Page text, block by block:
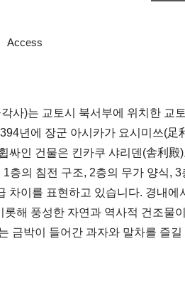
Access
사)는 교토시 북서부에 위치한 교
년에 장군 아시카가 요시미쓰(
싸인 건물은 킨카쿠 샤리덴(舎利
층의 침전 구조, 2층의 무가 양식,
차이를 표현하고 있습니다. 경내에
롯해 풍성한 자연과 역사적 건조물
금박이 들어간 과자와 말차를 즐길